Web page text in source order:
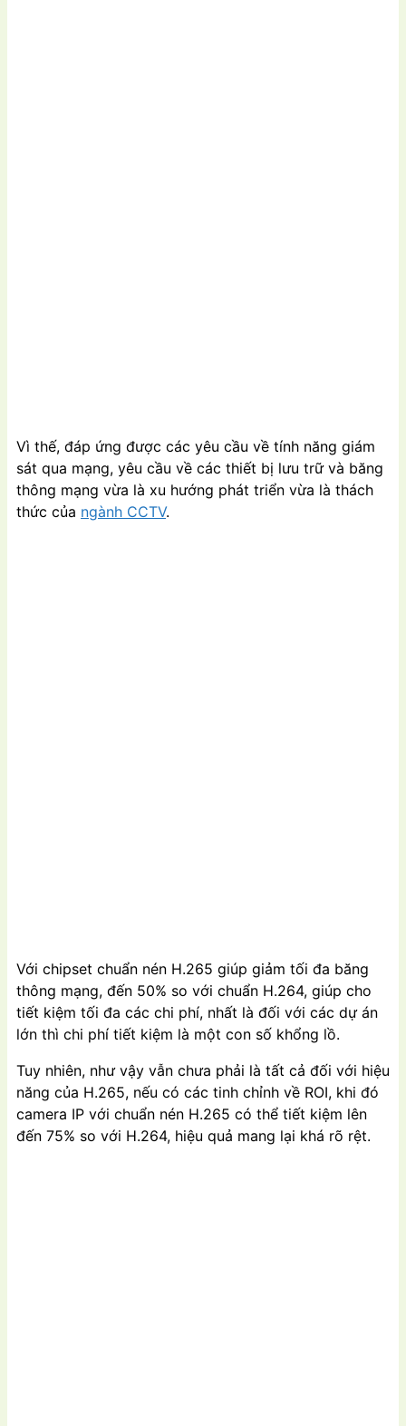
Vì thế, đáp ứng được các yêu cầu về tính năng giám
sát qua mạng, yêu cầu về các thiết bị lưu trữ và băng
thông mạng vừa là xu hướng phát triển vừa là thách
thức của ngành CCTV.
Với chipset chuẩn nén H.265 giúp giảm tối đa băng
thông mạng, đến 50% so với chuẩn H.264, giúp cho
tiết kiệm tối đa các chi phí, nhất là đối với các dự án
lớn thì chi phí tiết kiệm là một con số khổng lồ.
Tuy nhiên, như vậy vẫn chưa phải là tất cả đối với hiệu
năng của H.265, nếu có các tinh chỉnh về ROI, khi đó
camera IP với chuẩn nén H.265 có thể tiết kiệm lên
đến 75% so với H.264, hiệu quả mang lại khá rõ rệt.